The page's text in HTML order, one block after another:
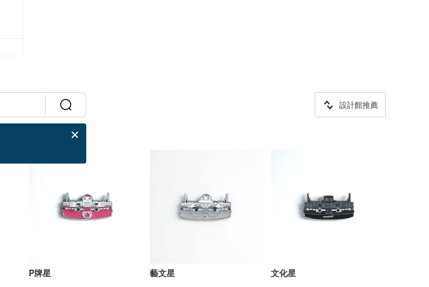
設計館推薦
P牌星 藝文星 文化星